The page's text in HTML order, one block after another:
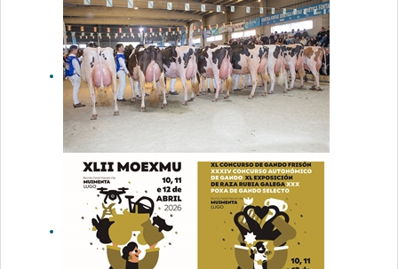
Distinciones
honoríficas
FEFRIGA
2026 a las
mejores
ganaderías
gallegas de
raza frisona
O_Rubio
King Doc
Barni (O
Rubio) y
JBToullec Mir
Roxo P (A